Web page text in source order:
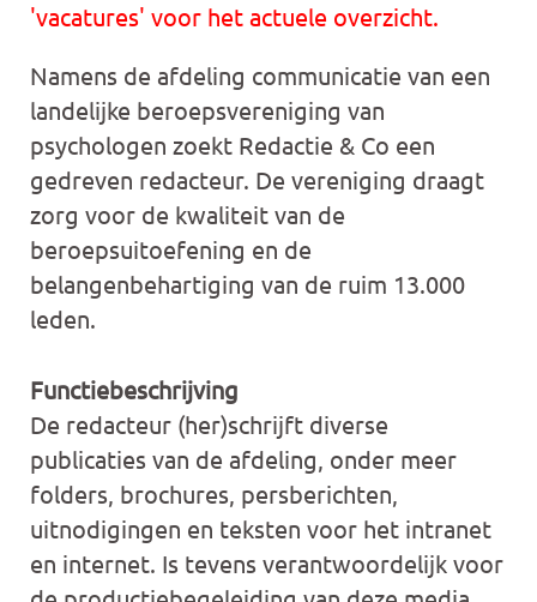
'vacatures' voor het actuele overzicht.
Namens de afdeling communicatie van een
landelijke beroepsvereniging van
psychologen zoekt Redactie & Co een
gedreven redacteur. De vereniging draagt
zorg voor de kwaliteit van de
beroepsuitoefening en de
belangenbehartiging van de ruim 13.000
leden.
Functiebeschrijving
De redacteur (her)schrijft diverse
publicaties van de afdeling, onder meer
folders, brochures, persberichten,
uitnodigingen en teksten voor het intranet
en internet. Is tevens verantwoordelijk voor